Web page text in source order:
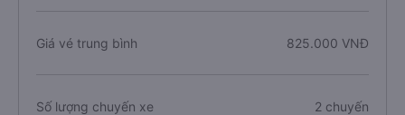
Giá vé trung bình 825.000 VNĐ
Số lượng chuyến xe 2 chuyến